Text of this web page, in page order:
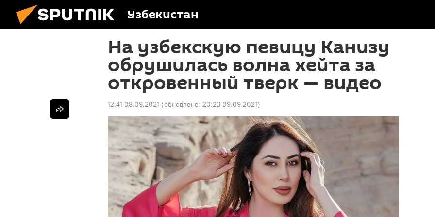
Узбекистан
На узбекскую певицу Канизу
обрушилась волна хейта за
откровенный тверк — видео
12:41 08.09.2021 (обновлено: 20:23 09.09.2021)